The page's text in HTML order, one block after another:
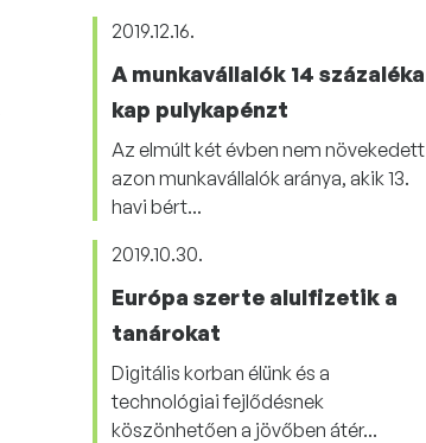
2019.12.16.
A munkavállalók 14 százaléka
kap pulykapénzt
Az elmúlt két évben nem növekedett
azon munkavállalók aránya, akik 13.
havi bért...
2019.10.30.
Európa szerte alulfizetik a
tanárokat
Digitális korban élünk és a
technológiai fejlődésnek
köszönhetően a jövőben átér...